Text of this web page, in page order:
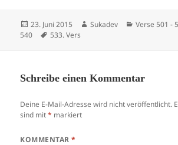
Veröffentlicht
am
23. Juni 2015 Autor
Sukadev Kategorien
Verse 501 -
540
Schlagwörter
533. Vers
Schreibe einen Kommentar
Deine E-Mail-Adresse wird nicht veröffentlicht.
sind mit* markiert
KOMMENTAR*